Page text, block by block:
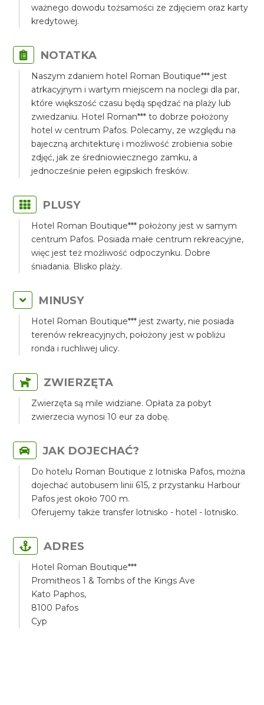
ważnego dowodu tożsamości ze zdjęciem oraz karty
kredytowej.
NOTATKA
Naszym zdaniem hotel Roman Boutique*** jest
atrkacyjnym i wartym miejscem na noclegi dla par,
które większość czasu będą spędzać na plaży lub
zwiedzaniu. Hotel Roman*** to dobrze położony
hotel w centrum Pafos. Polecamy, ze względu na
bajeczną architekturę i możliwość zrobienia sobie
zdjęć, jak ze średniowiecznego zamku, a
jednocześnie pełen egipskich fresków.
PLUSY
Hotel Roman Boutique*** położony jest w samym
centrum Pafos. Posiada małe centrum rekreacyjne,
więc jest też możliwość odpoczynku. Dobre
śniadania. Blisko plaży.
MINUSY
Hotel Roman Boutique*** jest zwarty, nie posiada
terenów rekreacyjnych, położony jest w pobliżu
ronda i ruchliwej ulicy.
ZWIERZĘTA
Zwierzęta są mile widziane. Opłata za pobyt
zwierzecia wynosi 10 eur za dobę.
JAK DOJECHAĆ?
Do hotelu Roman Boutique z lotniska Pafos, można
dojechać autobusem linii 615, z przystanku Harbour
Pafos jest około 700 m.
Oferujemy także transfer lotnisko - hotel - lotnisko.
ADRES
Hotel Roman Boutique***
Promitheos 1 & Tombs of the Kings Ave
Kato Paphos,
8100 Pafos
Cyp